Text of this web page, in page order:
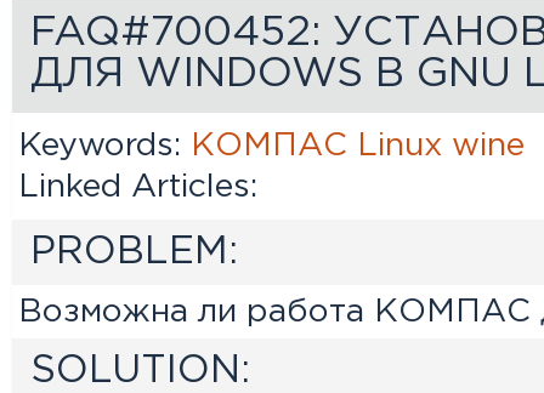
FAQ#700452:
ДЛЯ WINDOWS В GNU
Keywords: КОМПАС Linux wine
Linked Articles:
PROBLEM:
Возможна ли работа КОМПАС
SOLUTION: